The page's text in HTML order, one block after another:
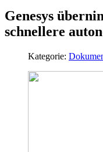
Genesys
schnellere
Kategorie: